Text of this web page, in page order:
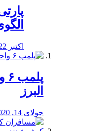
اکتبر 22, 2019
البرز
جولای 14, 2020